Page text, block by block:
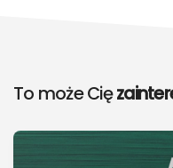
To może Cię